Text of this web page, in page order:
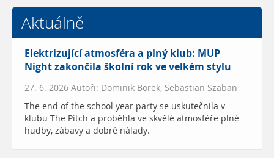
Aktuálně
Elektrizující atmosféra a plný klub: MUP
Night zakončila školní rok ve velkém stylu
27. 6. 2026 Autoři: Dominik Borek, Sebastian Szaban
The end of the school year party se uskutečnila v
klubu The Pitch a proběhla ve skvělé atmosféře plné
hudby, zábavy a dobré nálady.